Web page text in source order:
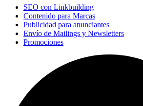
SEO con Linkbuilding
Contenido para Marcas
Publicidad para anunciantes
Envío de Mailings y Newsletters
Promociones